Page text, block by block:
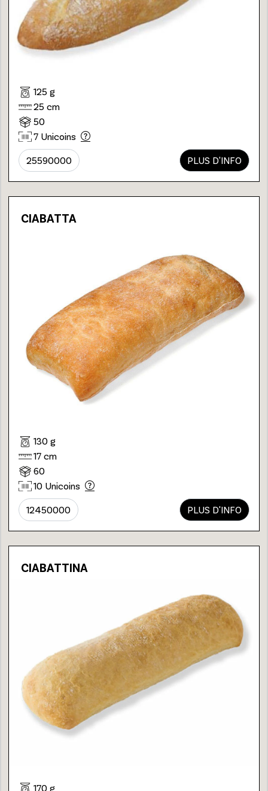
125 g
25 cm
50
7 Unicoins
25590000 PLUS D'INFO
CIABATTA
130 g
17 cm
60
10 Unicoins
12450000 PLUS D'INFO
CIABATTINA
170 g